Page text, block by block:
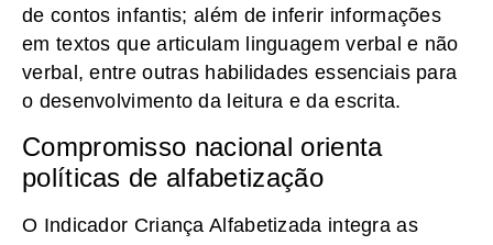
de contos infantis; além de inferir informações
em textos que articulam linguagem verbal e não
verbal, entre outras habilidades essenciais para
o desenvolvimento da leitura e da escrita.
Compromisso nacional orienta
políticas de alfabetização
O Indicador Criança Alfabetizada integra as